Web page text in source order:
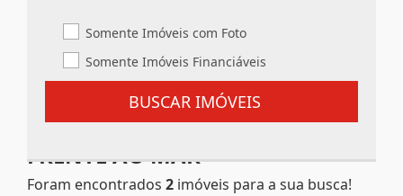
Somente Imóveis com Foto
Somente Imóveis Financiáveis
BUSCAR IMÓVEIS
FRENTE AO MAR
Foram encontrados 2 imóveis para a sua busca!